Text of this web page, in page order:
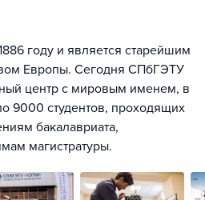
году и является старейшим
Европы. Сегодня СПбГЭТУ
центр с мировым именем, в
9000 студентов, проходящих
бакалавриата,
магистратуры.